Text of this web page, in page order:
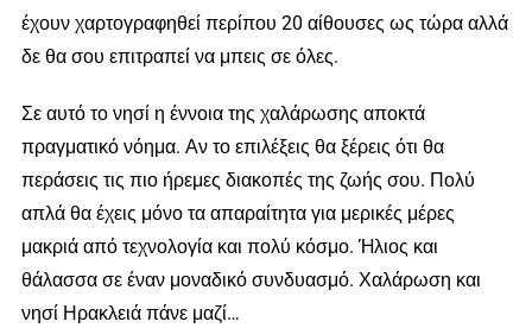
έχουν χαρτογραφηθεί περίπου 20 αίθουσες ως τώρα αλλά
δε θα σου επιτραπεί να μπεις σε όλες.
Σε αυτό το νησί η έννοια της χαλάρωσης αποκτά
πραγματικό νόημα. Αν το επιλέξεις θα ξέρεις ότι θα
περάσεις τις πιο ήρεμες διακοπές της ζωής σου. Πολύ
απλά θα έχεις μόνο τα απαραίτητα για μερικές μέρες
μακριά από τεχνολογία και πολύ κόσμο. Ήλιος και
θάλασσα σε έναν μοναδικό συνδυασμό. Χαλάρωση και
νησί Ηρακλειά πάνε μαζί…